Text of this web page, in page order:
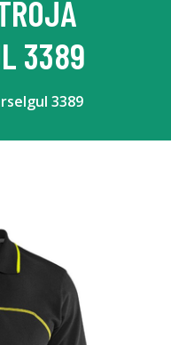
3389
3389